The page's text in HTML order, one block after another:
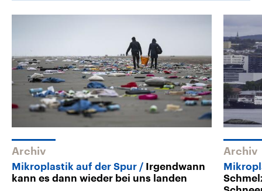
Archiv
Mikroplastik auf der Spur
Irgendwann
kann es dann wieder bei uns landen
Archiv